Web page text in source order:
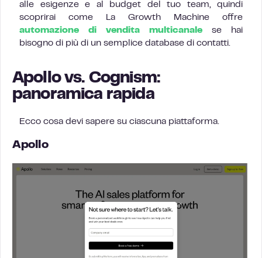
alle esigenze e al budget del tuo team, quindi
scoprirai come La Growth Machine offre
automazione di vendita multicanale se hai
bisogno di più di un semplice database di contatti.
Apollo vs. Cognism:
panoramica rapida
Ecco cosa devi sapere su ciascuna piattaforma.
Apollo